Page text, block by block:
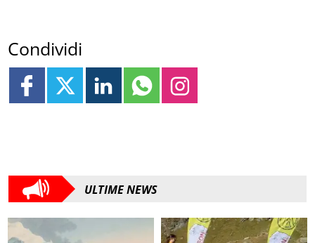
Condividi
ULTIME NEWS